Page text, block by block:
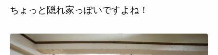
ちょっと隠れ家っぽいですよね！